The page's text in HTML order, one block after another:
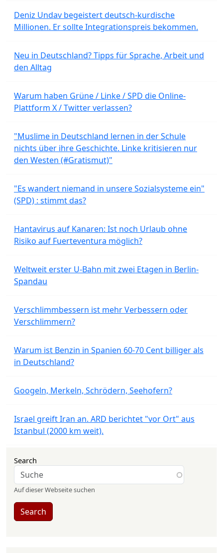
Deniz Undav begeistert deutsch-kurdische
Millionen. Er sollte Integrationspreis bekommen.
Neu in Deutschland? Tipps für Sprache, Arbeit und
den Alltag
Warum haben Grüne / Linke / SPD die Online-
Plattform X / Twitter verlassen?
"Muslime in Deutschland lernen in der Schule
nichts über ihre Geschichte. Linke kritisieren nur
den Westen (#Gratismut)"
"Es wandert niemand in unsere Sozialsysteme ein"
(SPD) : stimmt das?
Hantavirus auf Kanaren: Ist noch Urlaub ohne
Risiko auf Fuerteventura möglich?
Weltweit erster U-Bahn mit zwei Etagen in Berlin-
Spandau
Verschlimmbessern ist mehr Verbessern oder
Verschlimmern?
Warum ist Benzin in Spanien 60-70 Cent billiger als
in Deutschland?
Googeln, Merkeln, Schrödern, Seehofern?
Israel greift Iran an. ARD berichtet "vor Ort" aus
Istanbul (2000 km weit).
Search
Auf dieser Webseite suchen
Search